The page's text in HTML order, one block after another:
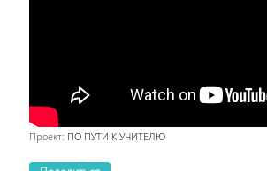
Проект: ПО ПУТИ К УЧИТЕЛЮ